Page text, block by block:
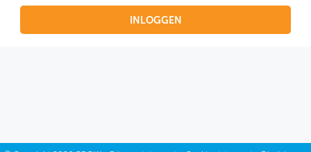
INLOGGEN